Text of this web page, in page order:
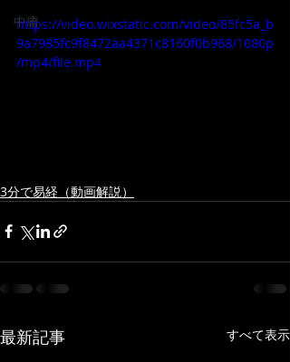
中庸
https://video.wixstatic.com/video/85fc5a_b
9a7985fc9f8472aa4371c8160f0b968/1080p
/mp4/file.mp4
3分で易経（動画解説）
最新記事 すべて表示